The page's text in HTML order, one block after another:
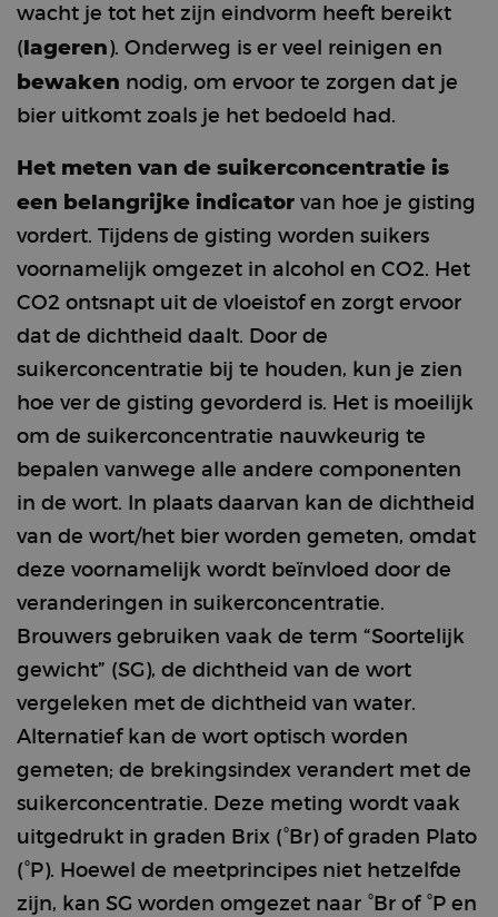
wacht je tot het zijn eindvorm heeft bereikt
(lageren ). Onderweg is er veel reinigen en
bewaken nodig, om ervoor te zorgen dat je
bier uitkomt zoals je het bedoeld had.
Het meten van de suikerconcentratie is
een belangrijke indicatorvan hoe je gisting
vordert. Tijdens de gisting worden suikers
voornamelijk omgezet in alcohol en CO2. Het
CO2 ontsnapt uit de vloeistof en zorgt ervoor
dat de dichtheid daalt. Door de
suikerconcentratie bij te houden, kun je zien
hoe ver de gisting gevorderd is. Het is moeilijk
om de suikerconcentratie nauwkeurig te
bepalen vanwege alle andere componenten
in de wort. In plaats daarvan kan de dichtheid
van de wort/het bier worden gemeten, omdat
deze voornamelijk wordt beïnvloed door de
veranderingen in suikerconcentratie.
Brouwers gebruiken vaak de term “Soortelijk
gewicht” (SG), de dichtheid van de wort
vergeleken met de dichtheid van water.
Alternatief kan de wort optisch worden
gemeten; de brekingsindex verandert met de
suikerconcentratie. Deze meting wordt vaak
uitgedrukt in graden Brix (°Br) of graden Plato
(°P). Hoewel de meetprincipes niet hetzelfde
zijn, kan SG worden omgezet naar °Br of °P en